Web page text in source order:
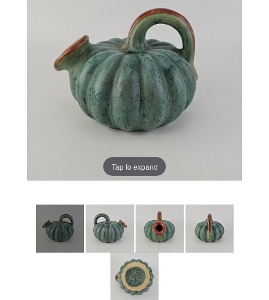
Tap to expand